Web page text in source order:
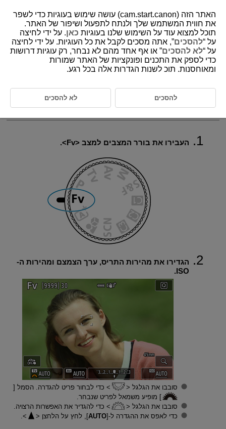
D388-050
Fv: AE בעדיפות גמישה
מאפשר להגדיר את מהירות התריס, ערך הצמצם ומהירות ה-ISO באופן
אוטומטי או ידני. שווה ערך לצילום במצב
P , או
לעבור למצבים אלה.
Fv מייצג ערך גמיש.
העבירו את בורר המצבים למצב Fv
.
הגדירו את מהירות התריס, ערך הצמצם ומהירות ה-
ISO.
סובבו את הגלגל
כדי לבחור פריט להגדרה. הסמל [
] מופיע משמאל לפריט שנבחר.
סובבו את הגלגל
כדי להגדיר את האפשרות הרצויה.
כדי לאפס את ההגדרה ל-[AUTO], לחץ על הלחצן .
האתר הזה (cam.start.canon) עושה שימוש בעוגיות כדי לשפר
את חווית המשתמש שלך ולנתח לתפעול ושיפור של האתר.
תוכל למצוא עוד על השימוש שלנו בעוגיות כאן. על ידי לחיצה
על “להסכים”, אתה מסכים לקבל את כל העוגיות. על ידי לחיצה
על “לא להסכים” או אף אחד מהם לא נבחר, רק עוגיות דרושות
כדי לספק את התכנים ופונקציות של האתר שמורות
ומאוחסנות. תוכ לשנות הגדרות אלה בכל רגע.
להסכים לא להסכים